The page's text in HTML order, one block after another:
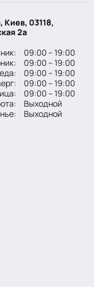
Киев, 03118,
2а
09:00 – 19:00
09:00 – 19:00
09:00 – 19:00
09:00 – 19:00
09:00 – 19:00
Выходной
Выходной